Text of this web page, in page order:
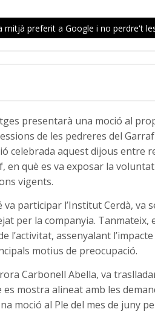
mitjà preferit a Google i no perdre't
presentarà una moció al
de les pedreres del
celebrada aquest dijous entre
en què es va exposar la
vigents.
va participar l’Institut Cerdà, va
per la companyia. Tanmateix,
l’activitat, assenyalant
motius de preocupació.
Carbonell Abella, va
mostra alineat amb les
moció al Ple del mes de juny